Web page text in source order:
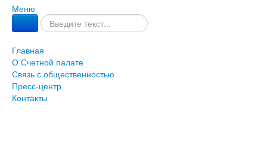
Меню
Главная
О Счетной палате
Связь с общественностью
Пресс-центр
Контакты